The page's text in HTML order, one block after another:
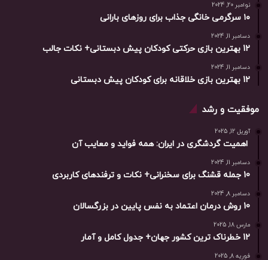
نوامبر 20, 2024
۱۰ سرگرمی خانگی جذاب برای روزهای بارانی
دسامبر 11, 2024
12 بهترین بازی حرکتی کودکان پیش دبستانی+ نکات جالب
دسامبر 11, 2024
12 بهترین بازی خلاقانه برای کودکان پیش دبستانی
موفقیت و رشد
آوریل 12, 2025
اهمیت گردشگری در ایران: همه فواید و معایب آن
دسامبر 11, 2024
10 جمله قشنگ برای سخنرانی+ نکات و ترفندهای کاربردی
دسامبر 8, 2024
10 روش درمان اعتماد به نفس پایین در بزرگسالان
مارس 18, 2025
12 خطرناک ترین کشور جهان+ جدول کامل و آمار
فوریه 8, 2025